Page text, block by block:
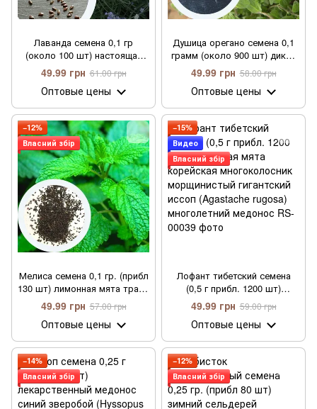
Лаванда семена 0,1 гр
(около 100 шт) настоящая
узколистная английская
садовая колосковая
(Lavándula angustifólia)
многолетняя
49.99 грн 61.00 грн
Оптовые цены
Душица орегано семена 0,1
грамм (около 900 шт) дикий
майоран материнка
обыкновенная (Oríganum
vulgáre) многолетняя
морозостойкая
49.99 грн 58.00 грн
Оптовые цены
−12%
Власний збір
Мелиса семена 0,1 гр. (прибл
130 шт) лимонная мята трава
мяточник (Melissa officinalis)
49.99 грн 57.00 грн
Оптовые цены
−15%
Видео
Власний збір
Лофант тибетский семена
(0,5 г прибл. 1200 шт)
индийская мята корейская
многоколосник
морщинистый гигантский
иссоп (Agastache rugosa)
многолетний медонос
49.99 грн 59.00 грн
Оптовые цены
−14%
Власний збір
−12%
Власний збір